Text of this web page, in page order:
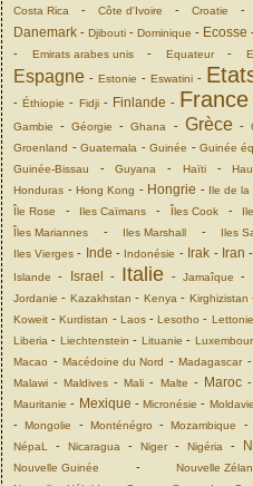
Costa Rica - Côte d'Ivoire - Croatie -
Danemark - Djibouti - Dominique - Ecosse
- Emirats arabes unis- Equateur-
Espagne - Estonie - Eswatini -
-Éthiopie - Fidji- Finlande - France
Gambie -Géorgie -Ghana - Grèce-
Groenland -Guatemala -Guinée -Guinée
Guinée-Bissau -Guyana - Haïti-
Honduras -Hong Kong - Hongrie - Ile de la
Île Rose - Iles Caïmans - Îles Cook-
Îles Mariannes - Iles Marshall - Iles
Iles Vierges - Inde - Indonésie - Irak - Iran -
Islande - Israel - Italie -Jamaîque -
Jordanie - Kazakhstan - Kenya - Kirghizistan
Koweit -Kurdistan - Laos-Lesotho - Lettonie
Liberia - Liechtenstein - Lituanie -
Macao -Macédoine du Nord -Madagascar
Malawi -Maldives -Mali - Malte - Maroc-
Mauritanie - Mexique - Micronésie - Moldavie
-Mongolie - Monténégro -Mozambique -
NépaL - Nicaragua - Niger- Nigéria -
Nouvelle Guinée -Nouvelle